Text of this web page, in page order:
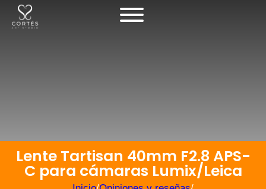
Lente Tartisan 40mm F2.8 APS-
C para cámaras Lumix/Leica